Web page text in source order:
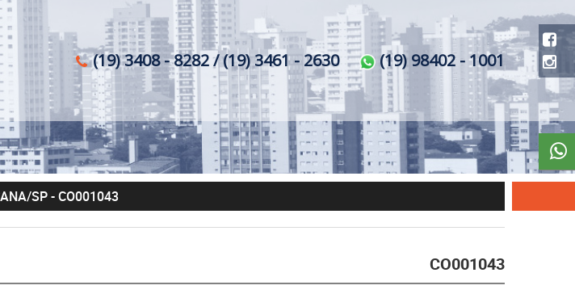
(19) 3408 - 8282 / (19) 3461 - 2630 (19) 98402 - 1001
SP- CO001043
CO001043